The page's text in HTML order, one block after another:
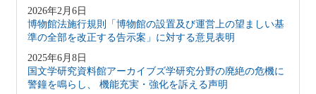
2026年2月6日
博物館法施行規則「博物館の設置及び運営上の望ましい基
準の全部を改正する告示案」に対する意見表明
2025年6月8日
国文学研究資料館アーカイブズ学研究分野の廃絶の危機に
警鐘を鳴らし、 機能充実・強化を訴える声明